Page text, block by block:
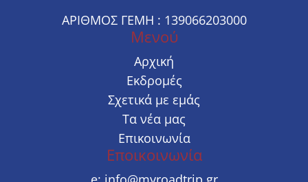
ΑΡΙΘΜΟΣ ΓΕΜΗ : 139066203000
Μενού
Αρχική
Εκδρομές
Σχετικά με εμάς
Τα νέα μας
Επικοινωνία
Εποικοινωνία